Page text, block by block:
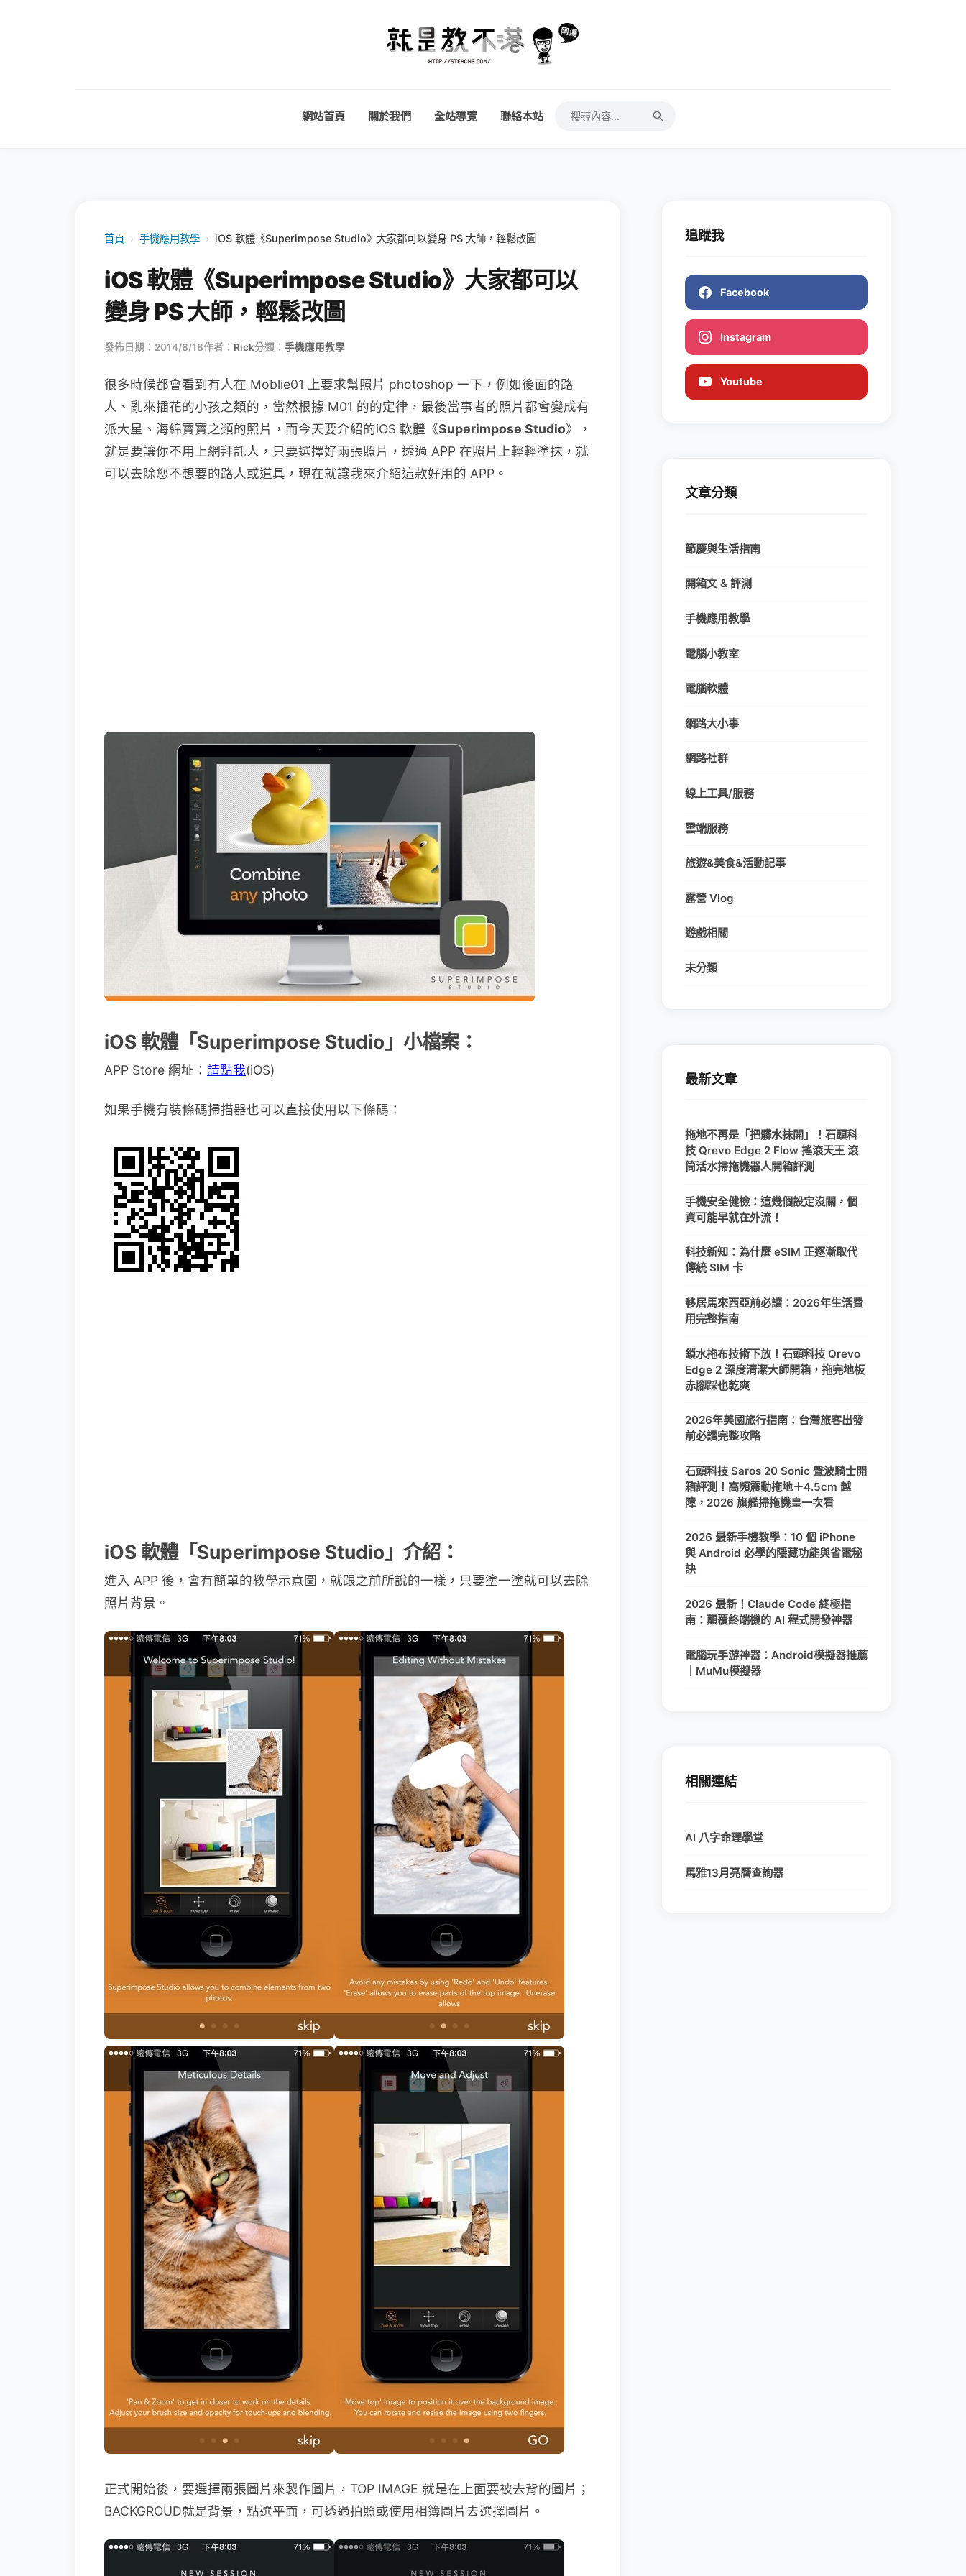
網站首頁 關於我們 全站導覽 聯絡本站
首頁 › 手機應用教學 › iOS 軟體《Superimpose Studio》大家都可以變身 PS 大師，輕鬆改圖
iOS 軟體《Superimpose Studio》大家都可以
變身 PS 大師，輕鬆改圖
發佈日期：2014/8/18作者： Rick分類： 手機應用教學
很多時候都會看到有人在 Moblie01 上要求幫照片 photoshop 一下，例如後面的路
人、亂來插花的小孩之類的，當然根據 M01 的的定律，最後當事者的照片都會變成有
派大星、海綿寶寶之類的照片，而今天要介紹的iOS 軟體《Superimpose Studio》，
就是要讓你不用上網拜託人，只要選擇好兩張照片，透過 APP 在照片上輕輕塗抹，就
可以去除您不想要的路人或道具，現在就讓我來介紹這款好用的 APP。
iOS 軟體「Superimpose Studio」小檔案：
APP Store 網址： 請點我(iOS)
如果手機有裝條碼掃描器也可以直接使用以下條碼：
iOS 軟體「Superimpose Studio」介紹：
進入 APP 後，會有簡單的教學示意圖，就跟之前所說的一樣，只要塗一塗就可以去除
照片背景。
正式開始後，要選擇兩張圖片來製作圖片，TOP IMAGE 就是在上面要被去背的圖片；
BACKGROUD就是背景，點選平面，可透過拍照或使用相簿圖片去選擇圖片。
追蹤我
Facebook
Instagram
Youtube
文章分類
節慶與生活指南
開箱文 & 評測
手機應用教學
電腦小教室
電腦軟體
網路大小事
網路社群
線上工具/服務
雲端服務
旅遊&美食&活動記事
露營 Vlog
遊戲相關
未分類
最新文章
拖地不再是「把髒水抹開」！石頭科
技 Qrevo Edge 2 Flow 搖滾天王 滾
筒活水掃拖機器人開箱評測
手機安全健檢：這幾個設定沒關，個
資可能早就在外流！
科技新知：為什麼 eSIM 正逐漸取代
傳統 SIM 卡
移居馬來西亞前必讀：2026年生活費
用完整指南
鎖水拖布技術下放！石頭科技 Qrevo
Edge 2 深度清潔大師開箱，拖完地板
赤腳踩也乾爽
2026年美國旅行指南：台灣旅客出發
前必讀完整攻略
石頭科技 Saros 20 Sonic 聲波騎士開
箱評測！高頻震動拖地＋4.5cm 越
障，2026 旗艦掃拖機皇一次看
2026 最新手機教學：10 個 iPhone
與 Android 必學的隱藏功能與省電秘
訣
2026 最新！Claude Code 終極指
南：顛覆終端機的 AI 程式開發神器
電腦玩手游神器：Android模擬器推薦
｜MuMu模擬器
相關連結
AI 八字命理學堂
馬雅13月亮曆查詢器